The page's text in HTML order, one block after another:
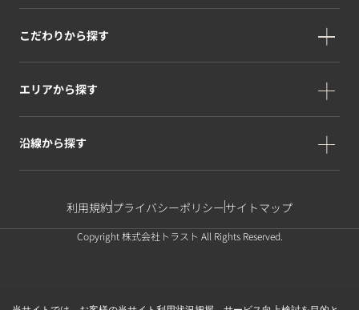
こだわりから探す
エリアから探す
沿線から探す
利用規約プライバシーポリシーサイトマップ
Copyright 株式会社トラスト All Rights Reserved.